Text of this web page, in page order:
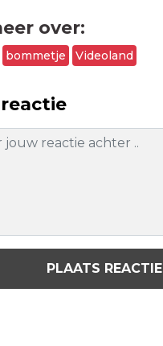
over:
bommetje Videoland
PLAATS REACTIE